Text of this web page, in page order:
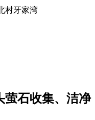
村牙家湾
萤石收集、洁净